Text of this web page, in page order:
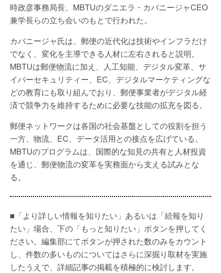
時政彦事務局長、MBTUのダニエラ・カバニージャCEO
兼学長らの立ち会いのもとで行われた。
カバニージャ氏は、郵便の近代化は技術やインフラだけ
でなく、変化を主導できる人材に左右されると説明。
MBTUは郵便物流に加え、人工知能、デジタル変革、サ
イバーセキュリティー、EC、デジタルマーケティングな
どの教育にも取り組んでおり、郵便事業者がデジタル経
済で競争力を維持するために必要な技能の拡充を図る。
郵便ネットワークは各国の社会基盤としての役割を担う
一方、物流、EC、データ活用との接点を広げている。
MBTUのプログラムは、国際的な知見の共有と人材投資
を通じ、郵便物流の変革を実務面から支える試みとな
る。
■「より詳しい情報を知りたい」あるいは「続報を知り
たい」場合、下の「もっと知りたい」ボタンを押してく
ださい。編集部にてボタンが押された数のみをカウント
し、件数の多いものについてはさらに深掘り取材を実施
したうえで、詳細記事の掲載を積極的に検討します。